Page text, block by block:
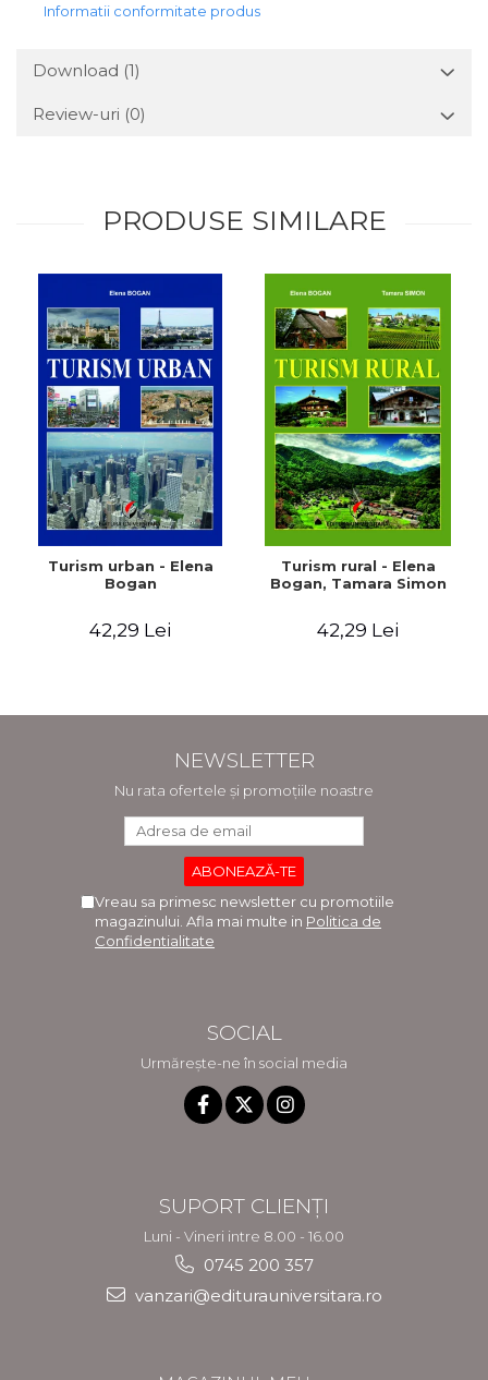
Informatii conformitate produs
Download (1)
Review-uri (0)
PRODUSE SIMILARE
Turism urban - Elena
Bogan
42,29 Lei
Turism rural - Elena
Bogan, Tamara Simon
42,29 Lei
NEWSLETTER
Nu rata ofertele și promoțiile noastre
Vreau sa primesc newsletter cu promotiile
magazinului. Afla mai multe in Politica de
Confidentialitate
SOCIAL
Urmărește-ne în social media
SUPORT CLIENȚI
Luni - Vineri intre 8.00 - 16.00
0745 200 357
vanzari@editurauniversitara.ro